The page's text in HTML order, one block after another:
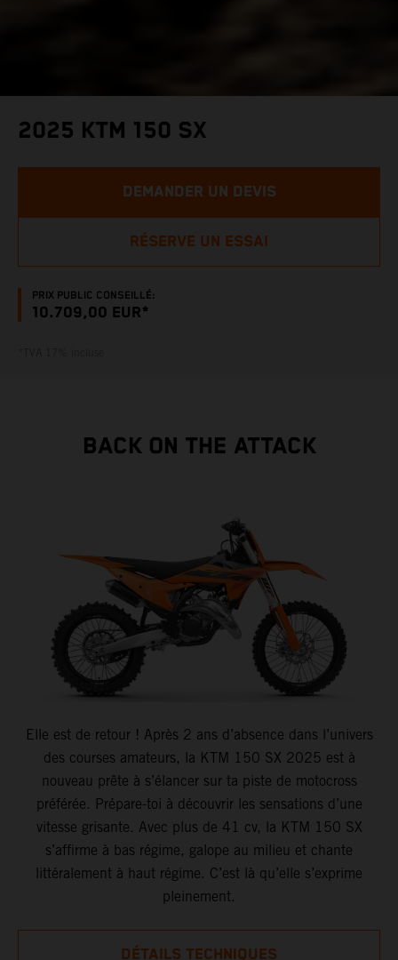
2025 KTM 150 SX
PRIX PUBLIC CONSEILLÉ:
10.709,00 EUR*
DEMANDER UN DEVIS
RÉSERVE UN ESSAI
BACK ON THE ATTACK
Elle est de retour ! Après 2 ans d’absence dans l’univers
des courses amateurs, la KTM 150 SX 2025 est à
nouveau prête à s’élancer sur ta piste de motocross
préférée. Prépare-toi à découvrir les sensations d’une
vitesse grisante. Avec plus de 41 cv, la KTM 150 SX
s’affirme à bas régime, galope au milieu et chante
littéralement à haut régime. C’est là qu’elle s’exprime
pleinement.
DÉTAILS TECHNIQUES